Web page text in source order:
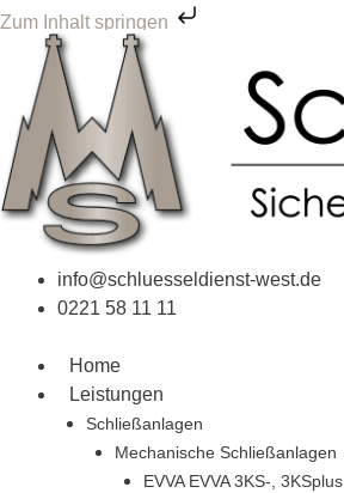
Zum Inhalt springen
Inhalt
springen
info@schluesseldienst-west.de
0221 58 11 11
Home
Leistungen
Schließanlagen
Mechanische Schließanlagen
EVVA EVVA 3KS-, 3KSplus